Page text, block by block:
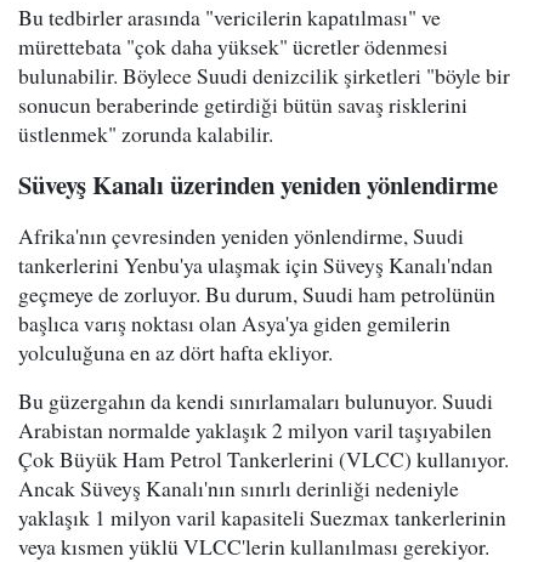
Bu tedbirler arasında "vericilerin kapatılması" ve
mürettebata "çok daha yüksek" ücretler ödenmesi
bulunabilir. Böylece Suudi denizcilik şirketleri "böyle bir
sonucun beraberinde getirdiği bütün savaş risklerini
üstlenmek" zorunda kalabilir.
Süveyş Kanalı üzerinden yeniden yönlendirme
Afrika'nın çevresinden yeniden yönlendirme, Suudi
tankerlerini Yenbu'ya ulaşmak için Süveyş Kanalı'ndan
geçmeye de zorluyor. Bu durum, Suudi ham petrolünün
başlıca varış noktası olan Asya'ya giden gemilerin
yolculuğuna en az dört hafta ekliyor.
Bu güzergahın da kendi sınırlamaları bulunuyor. Suudi
Arabistan normalde yaklaşık 2 milyon varil taşıyabilen
Çok Büyük Ham Petrol Tankerlerini (VLCC) kullanıyor.
Ancak Süveyş Kanalı'nın sınırlı derinliği nedeniyle
yaklaşık 1 milyon varil kapasiteli Suezmax tankerlerinin
veya kısmen yüklü VLCC'lerin kullanılması gerekiyor.